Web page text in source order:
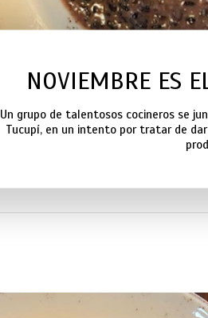
NOVIEMBRE ES
Un grupo de talentosos cocineros se
Tucupí, en un intento por tratar de